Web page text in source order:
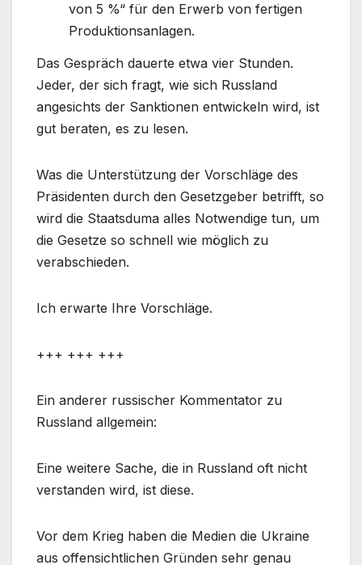
von 5 %“ für den Erwerb von fertigen
Produktionsanlagen.
Das Gespräch dauerte etwa vier Stunden.
Jeder, der sich fragt, wie sich Russland
angesichts der Sanktionen entwickeln wird, ist
gut beraten, es zu lesen.
Was die Unterstützung der Vorschläge des
Präsidenten durch den Gesetzgeber betrifft, so
wird die Staatsduma alles Notwendige tun, um
die Gesetze so schnell wie möglich zu
verabschieden.
Ich erwarte Ihre Vorschläge.
+++ +++ +++
Ein anderer russischer Kommentator zu
Russland allgemein:
Eine weitere Sache, die in Russland oft nicht
verstanden wird, ist diese.
Vor dem Krieg haben die Medien die Ukraine
aus offensichtlichen Gründen sehr genau